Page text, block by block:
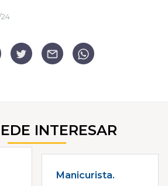
24
INTERESAR
Manicurista.